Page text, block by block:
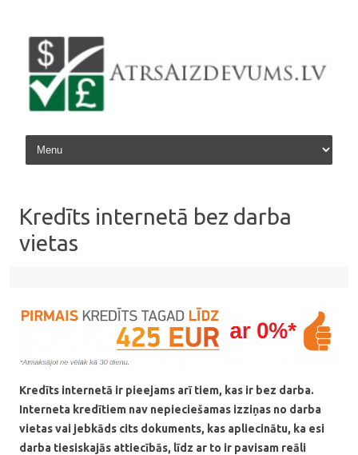
Skip to content
Kredīts internetā bez darba
vietas
Kredīts internetā ir pieejams arī tiem, kas ir bez darba.
Interneta kredītiem nav nepieciešamas izziņas no darba
vietas vai jebkāds cits dokuments, kas apliecinātu, ka esi
darba tiesiskajās attiecībās, līdz ar to ir pavisam reāli